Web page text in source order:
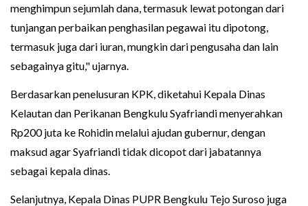
menghimpun sejumlah dana, termasuk lewat potongan dari
tunjangan perbaikan penghasilan pegawai itu dipotong,
termasuk juga dari iuran, mungkin dari pengusaha dan lain
sebagainya gitu," ujarnya.
Berdasarkan penelusuran KPK, diketahui Kepala Dinas
Kelautan dan Perikanan Bengkulu Syafriandi menyerahkan
Rp200 juta ke Rohidin melalui ajudan gubernur, dengan
maksud agar Syafriandi tidak dicopot dari jabatannya
sebagai kepala dinas.
Selanjutnya, Kepala Dinas PUPR Bengkulu Tejo Suroso juga